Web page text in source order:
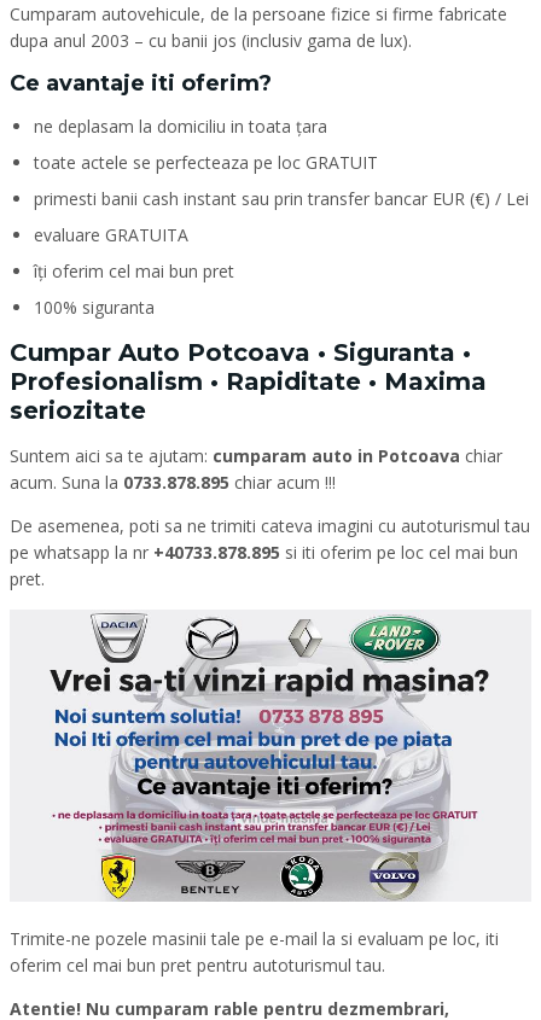
Cumparam autovehicule, de la persoane fizice si firme fabricate
dupa anul 2003 – cu banii jos (inclusiv gama de lux).
Ce avantaje iti oferim?
ne deplasam la domiciliu in toata țara
toate actele se perfecteaza pe loc GRATUIT
primesti banii cash instant sau prin transfer bancar EUR (€) / Lei
evaluare GRATUITA
îți oferim cel mai bun pret
100% siguranta
Cumpar Auto Potcoava • Siguranta •
Profesionalism • Rapiditate • Maxima
seriozitate
Suntem aici sa te ajutam: cumparam auto in Potcoava chiar
acum. Suna la 0733.878.895 chiar acum !!!
De asemenea, poti sa ne trimiti cateva imagini cu autoturismul tau
pe whatsapp la nr +40733.878.895 si iti oferim pe loc cel mai bun
pret.
Trimite-ne pozele masinii tale pe e-mail la si evaluam pe loc, iti
oferim cel mai bun pret pentru autoturismul tau.
Atentie! Nu cumparam rable pentru dezmembrari,